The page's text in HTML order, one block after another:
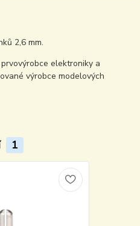
2,6 mm.
elektroniky a
výrobce modelových
1